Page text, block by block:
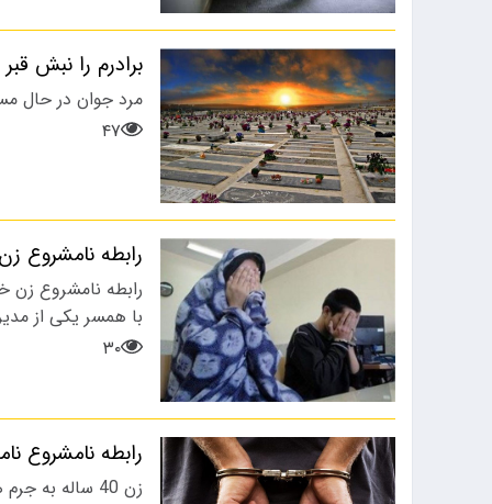
برادرم را نبش
مرد جوان در حال
۴۷
رابطه
رابطه نامشروع
با همسر یکی از
۳۰
رابطه نامشروع نامادری
زن 40 ساله به جرم همخوابی به پسر 12 شوهرش دستگیر و زندانی شد